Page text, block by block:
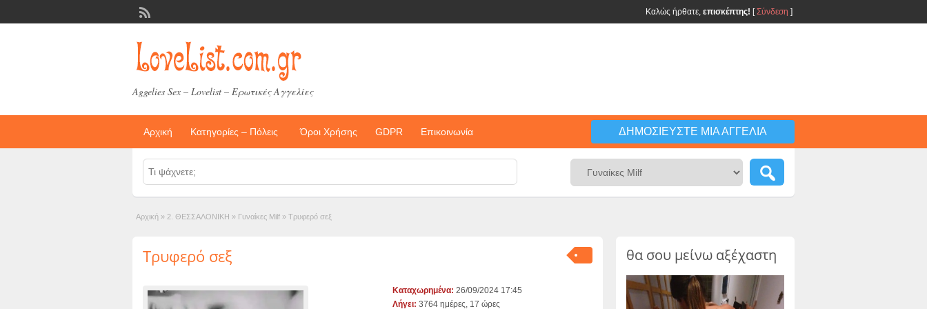
Καλώς ήρθατε, επισκέπτης! [Σύνδεση ]
Aggelies Sex – Lovelist – Ερωτικές Αγγελίες
Αρχική Κατηγορίες – Πόλεις Όροι Χρήσης GDPR Επικοινωνία ΔΗΜΟΣΙΕΎΣΤΕ ΜΙΑ ΑΓΓΕΛΊΑ
Αρχική » 2. ΘΕΣΣΑΛΟΝΙΚΗ » Γυναίκες Milf » Τρυφερό σεξ
Τρυφερό σεξ
Καταχωρημένα: 26/09/2024 17:45
Λήγει: 3764 ημέρες, 17 ώρες
θα σου μείνω αξέχαστη